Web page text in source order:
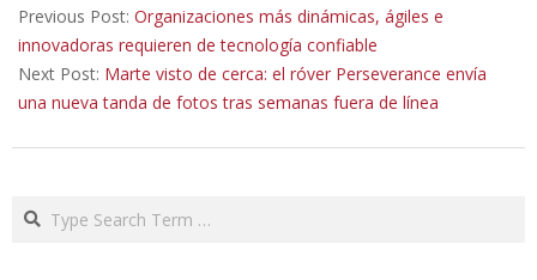
10-
31
Previous Post: Organizaciones más dinámicas, ágiles e
innovadoras requieren de tecnología confiable
Next Post: Marte visto de cerca: el róver Perseverance envía
una nueva tanda de fotos tras semanas fuera de línea
Search